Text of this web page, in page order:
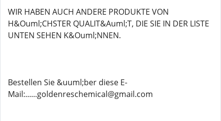
WIR HABEN AUCH ANDERE PRODUKTE VON
H&Ouml;CHSTER QUALIT&Auml;T, DIE SIE IN DER LISTE
UNTEN SEHEN K&Ouml;NNEN.
Bestellen Sie &uuml;ber diese E-
Mail:......goldenreschemical@gmail.com